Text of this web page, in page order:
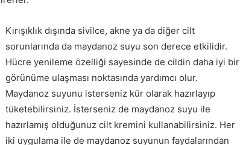
Kırışıklık dışında sivilce, akne ya da diğer cilt
sorunlarında da maydanoz suyu son derece etkilidir.
Hücre yenileme özelliği sayesinde de cildin daha iyi bir
görünüme ulaşması noktasında yardımcı olur.
Maydanoz suyunu isterseniz kür olarak hazırlayıp
tüketebilirsiniz. İsterseniz de maydanoz suyu ile
hazırlamış olduğunuz cilt kremini kullanabilirsiniz. Her
iki uygulama ile de maydanoz suyunun faydalarından